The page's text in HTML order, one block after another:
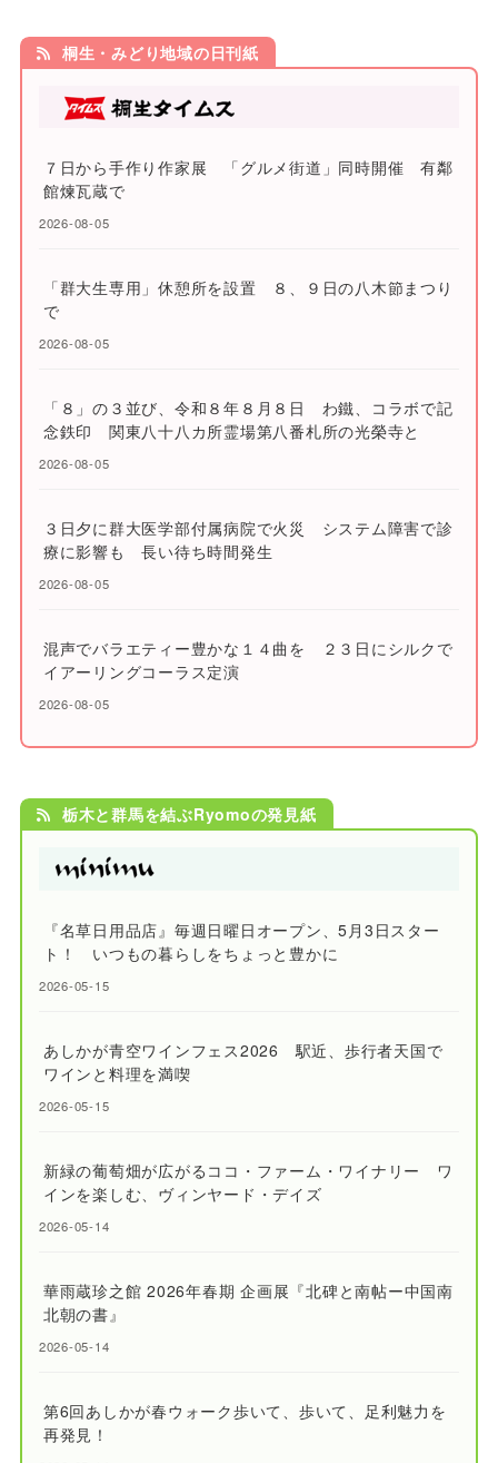
桐生・みどり地域の日刊紙
７日から手作り作家展 「グルメ街道」同時開催 有鄰
館煉瓦蔵で
2026-08-05
「群大生専用」休憩所を設置 ８、９日の八木節まつり
で
2026-08-05
「８」の３並び、令和８年８月８日 わ鐵、コラボで記
念鉄印 関東八十八カ所霊場第八番札所の光榮寺と
2026-08-05
３日夕に群大医学部付属病院で火災 システム障害で診
療に影響も 長い待ち時間発生
2026-08-05
混声でバラエティー豊かな１４曲を ２３日にシルクで
イアーリングコーラス定演
2026-08-05
栃木と群馬を結ぶRyomoの発見紙
『名草日用品店』毎週日曜日オープン、5月3日スター
ト！ いつもの暮らしをちょっと豊かに
2026-05-15
あしかが青空ワインフェス2026 駅近、歩行者天国で
ワインと料理を満喫
2026-05-15
新緑の葡萄畑が広がるココ・ファーム・ワイナリー ワ
インを楽しむ、ヴィンヤード・デイズ
2026-05-14
華雨蔵珍之館 2026年春期 企画展『北碑と南帖ー中国南
北朝の書』
2026-05-14
第6回あしかが春ウォーク歩いて、歩いて、足利魅力を
再発見！